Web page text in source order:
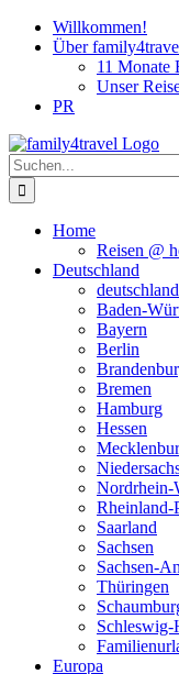
Zum
Inhalt
Willkommen!
Über
11 Monate
Unser
PR
instagram
facebook
pinterest
Suche
nach:
Home
Reisen @
Deutschland
Baden-
Bayern
Berlin
Bremen
Hamburg
Hessen
Nordrhein-
Rheinland-
Saarland
Sachsen
Sachsen-
Thüringen
Schleswig-
Europa